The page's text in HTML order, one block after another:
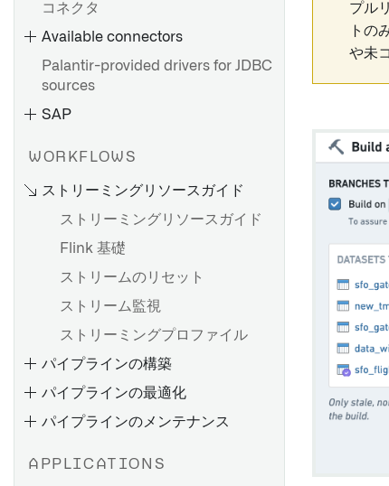
Bootstrapperプロキシ設定
agent-worker-runtime.md
Agent proxy runtime
configuration リファレンス
証
ソースのセットアップ
ソース探索
バッチ同期を設定する
ストリーミング同期の設定
ファイルベースの同期
メディアセットの同期
SDDI コックピット
設定リファレンス
HyperAuto V1からV2への移行
HyperAuto V1 FAQ
コネクタ
Available connectors
Palantir-provided drivers for JDBC
sources
SAP
SAP アドオンのインストール
Palantir Foundry Connector
ンストール
リモートエージェントのイン
ストール
ージェントのインストール
WORKFLOWS
ストリーミングリソースガイド
ストリーミングリソースガイド
Flink 基礎
ストリームのリセット
ストリーム監視
ストリーミングプロファイル
パイプラインの構築
パイプラインの最適化
パイプラインのメンテナンス
APPLICATIONS
プル
トの
や未